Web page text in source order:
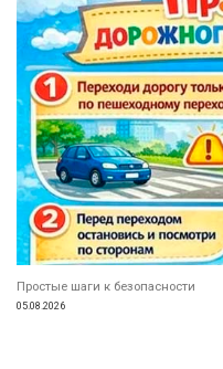
Простые шаги к безопасности
05.08.2026